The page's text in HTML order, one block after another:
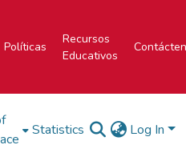
Políticas
Recursos
Educativos
Statistics Log In